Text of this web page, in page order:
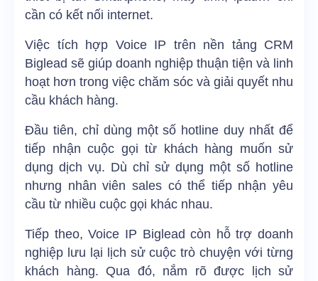
cần có kết nối internet.
Việc tích hợp Voice IP trên nền tảng CRM
Biglead sẽ giúp doanh nghiệp thuận tiện và linh
hoạt hơn trong việc chăm sóc và giải quyết nhu
cầu khách hàng.
Đầu tiên, chỉ dùng một số hotline duy nhất để
tiếp nhận cuộc gọi từ khách hàng muốn sử
dụng dịch vụ. Dù chỉ sử dụng một số hotline
nhưng nhân viên sales có thể tiếp nhận yêu
cầu từ nhiều cuộc gọi khác nhau.
Tiếp theo, Voice IP Biglead còn hỗ trợ doanh
nghiệp lưu lại lịch sử cuộc trò chuyện với từng
khách hàng. Qua đó, nắm rõ được lịch sử